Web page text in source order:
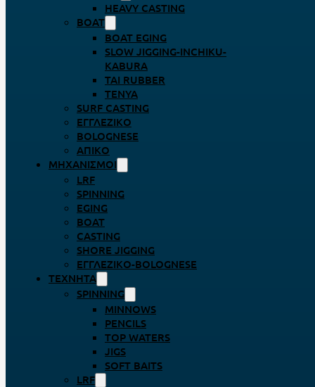
HEAVY CASTING
BOAT
BOAT EGING
SLOW JIGGING-INCHIKU-
KABURA
TAI RUBBER
TENYA
SURF CASTING
ΕΓΓΛΈΖΙΚΟ
BOLOGNESE
ΑΠΊΚΟ
ΜΗΧΑΝΙΣΜΟΊ
LRF
SPINNING
EGING
BOAT
CASTING
SHORE JIGGING
ΕΓΓΛΈΖΙΚΟ-BOLOGNESE
ΤΕΧΝΗΤΆ
SPINNING
MINNOWS
PENCILS
TOP WATERS
JIGS
SOFT BAITS
LRF